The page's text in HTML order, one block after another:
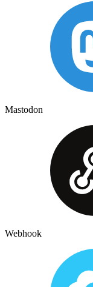
Mastodon
Webhook